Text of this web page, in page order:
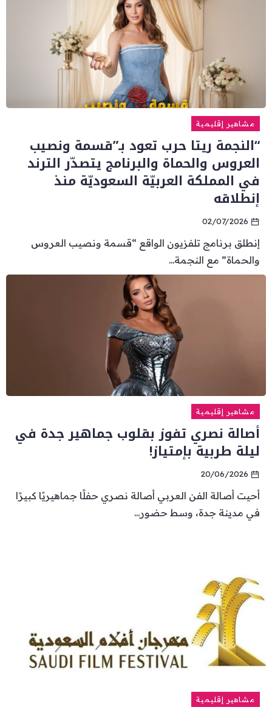
مشاهير إقليمية
“النجمة ريتا حرب تعود بـ”قسمة ونصيب
العروس والحماة والبرنامج يتصدّر الترند
في المملكة العربيّة السعوديّة منذ
إنطلاقه
02/07/2026
إنطلق برنامج تلفزيون الواقع “قسمة ونصيب العروس
والحماة” مع النجمة...
مشاهير إقليمية
أصالة نصري تفوز بقلوب جماهير جدة في
ليلة طربية بإمتياز!
20/06/2026
أحيت أصالة الفن العربي أصالة نصري حفلًا جماهيريًا كبيرًا
في مدينة جدة، وسط حضور...
مشاهير إقليمية